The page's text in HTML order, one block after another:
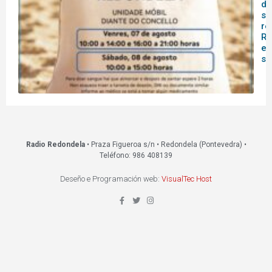
Radio Redondela• Praza Figueroa s/n • Redondela (Pontevedra) •
Teléfono: 986 408139
Deseño e Programación web: VisualTec Host